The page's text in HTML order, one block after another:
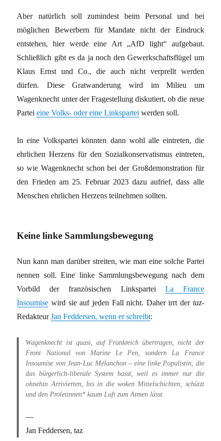
Aber natürlich soll zumindest beim Personal und bei
möglichen Bewerbern für Mandate nicht der Eindruck
entstehen, hier werde eine Art „AfD light“ aufgebaut.
Schließlich gibt es da ja noch den Gewerkschaftsflügel um
Klaus Ernst und Co., die auch nicht verprellt werden
dürfen. Diese Gratwanderung wird im Milieu um
Wagenknecht unter der Fragestellung diskutiert, ob die neue
Parteieine Volks- oder eine Linkspartei werden soll.
In eine Volkspartei könnten dann wohl alle eintreten, die
ehrlichen Herzens für den Sozialkonservatismus eintreten,
so wie Wagenknecht schon bei der Großdemonstration für
den Frieden am 25. Februar 2023 dazu aufrief, dass alle
Menschen ehrlichen Herzens teilnehmen sollten.
Keine linke Sammlungsbewegung
Nun kann man darüber streiten, wie man eine solche Partei
nennen soll. Eine linke Sammlungsbewegung nach dem
Vorbild der französischen Linkspartei La France
Insoumise wird sie auf jeden Fall nicht. Daher irrt der taz-
RedakteurJan Feddersen, wenn er schreibt:
Wagenknecht ist quasi, auf Frankreich übertragen, nicht der
Front National von Marine Le Pen, sondern La France
Insoumise von Jean-Luc Mélanchon – eine linke Populistin, die
das bürgerlich-liberale System hasst, weil es immer nur die
ohnehin Arrivierten, bis in die woken Mittelschichten, schützt
und den Proletinnen* kaum Luft zum Atmen lässt.
Jan Feddersen, taz